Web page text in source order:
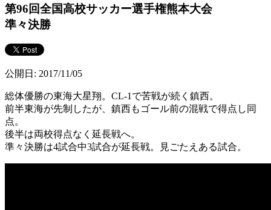
第96回全国高校サッカー選手権熊本大会
準々決勝
公開日: 2017/11/05
総体優勝の東海大星翔。CL-1で苦戦が続く鎮西。
前半東海が先制したが、鎮西もゴール前の混戦で得点し同
点。
後半は両校得点なく延長戦へ。
準々決勝は4試合中3試合が延長戦。見ごたえある試合。